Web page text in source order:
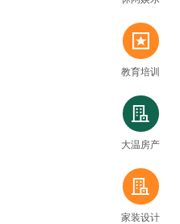
新
教育培训
住
大温房产
住
家装设计